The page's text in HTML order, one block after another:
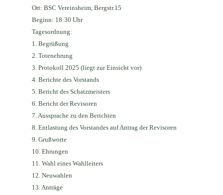
Ort: BSC Vereinsheim, Bergstr.15
Beginn: 18:30 Uhr
Tagesordnung:
1. Begrüßung
2. Totenehrung
3. Protokoll 2025 (liegt zur Einsicht vor)
4. Berichte des Vorstands
5. Bericht des Schatzmeisters
6. Bericht der Revisoren
7.Aussprache zu den Berichten
8. Entlastung des Vorstandes auf Antrag der Revisoren
9. Grußworte
10. Ehrungen
11. Wahl eines Wahlleiters
12. Neuwahlen
13.Anträge